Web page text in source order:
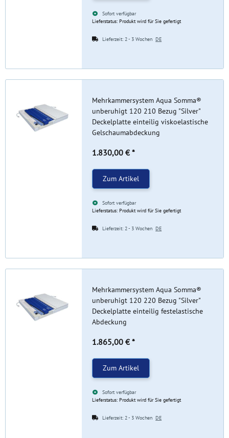
Sofort verfügbar
Lieferstatus: Produkt wird für Sie gefertigt
Lieferzeit:2 - 3 WochenDE
Mehrkammersystem Aqua Somma®
unberuhigt 120 210 Bezug "Silver"
Deckelplatte einteilig viskoelastische
Gelschaumabdeckung
1.830,00 € *
Zum Artikel
Sofort verfügbar
Lieferstatus: Produkt wird für Sie gefertigt
Lieferzeit:2 - 3 WochenDE
Mehrkammersystem Aqua Somma®
unberuhigt 120 220 Bezug "Silver"
Deckelplatte einteilig festelastische
Abdeckung
1.865,00 € *
Zum Artikel
Sofort verfügbar
Lieferstatus: Produkt wird für Sie gefertigt
Lieferzeit:2 - 3 WochenDE